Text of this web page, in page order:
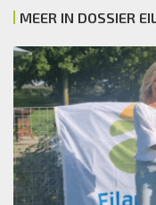
MEER IN DOSSIER